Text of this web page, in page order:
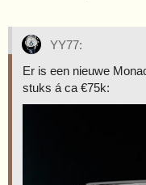
YY77:
Er is een nieuwe
stuks á ca €75k: